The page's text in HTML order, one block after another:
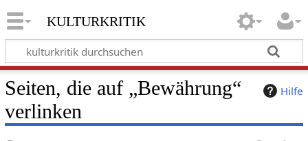
kulturkritik
Hilfe
Seiten, die auf „Bewährung“
verlinken